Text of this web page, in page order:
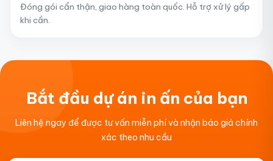
Đóng gói cẩn thận, giao hàng toàn quốc. Hỗ trợ xử lý gấp
khi cần.
Bắt đầu dự án in ấn của bạn
Liên hệ ngay để được tư vấn miễn phí và nhận báo giá chính
xác theo nhu cầu